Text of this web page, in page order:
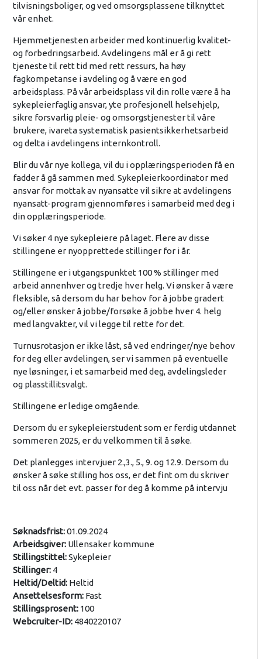
tilvisningsboliger, og ved omsorgsplassene tilknyttet
vår enhet.
Hjemmetjenesten arbeider med kontinuerlig kvalitet-
og forbedringsarbeid. Avdelingens mål er å gi rett
tjeneste til rett tid med rett ressurs, ha høy
fagkompetanse i avdeling og å være en god
arbeidsplass. På vår arbeidsplass vil din rolle være å ha
sykepleierfaglig ansvar, yte profesjonell helsehjelp,
sikre forsvarlig pleie- og omsorgstjenester til våre
brukere, ivareta systematisk pasientsikkerhetsarbeid
og delta i avdelingens internkontroll.
Blir du vår nye kollega, vil du i opplæringsperioden få en
fadder å gå sammen med. Sykepleierkoordinator med
ansvar for mottak av nyansatte vil sikre at avdelingens
nyansatt-program gjennomføres i samarbeid med deg i
din opplæringsperiode.
Vi søker 4 nye sykepleiere på laget. Flere av disse
stillingene er nyopprettede stillinger for i år.
Stillingene er i utgangspunktet 100 % stillinger med
arbeid annenhver og tredje hver helg. Vi ønsker å være
fleksible, så dersom du har behov for å jobbe gradert
og/eller ønsker å jobbe/forsøke å jobbe hver 4. helg
med langvakter, vil vi legge til rette for det.
Turnusrotasjon er ikke låst, så ved endringer/nye behov
for deg eller avdelingen, ser vi sammen på eventuelle
nye løsninger, i et samarbeid med deg, avdelingsleder
og plasstillitsvalgt.
Stillingene er ledige omgående.
Dersom du er sykepleierstudent som er ferdig utdannet
sommeren 2025, er du velkommen til å søke.
Det planlegges intervjuer 2.,3., 5., 9. og 12.9. Dersom du
ønsker å søke stilling hos oss, er det fint om du skriver
til oss når det evt. passer for deg å komme på intervju
Søknadsfrist:01.09.2024
Arbeidsgiver:Ullensaker kommune
Stillingstittel:Sykepleier
Stillinger:4
Heltid/Deltid:Heltid
Ansettelsesform:Fast
Stillingsprosent:100
Webcruiter-ID:4840220107